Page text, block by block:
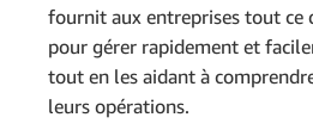
fournit aux entreprises tout ce
pour gérer rapidement et
tout en les aidant à
leurs opérations.